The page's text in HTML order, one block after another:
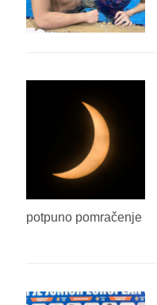
potpuno pomračenje